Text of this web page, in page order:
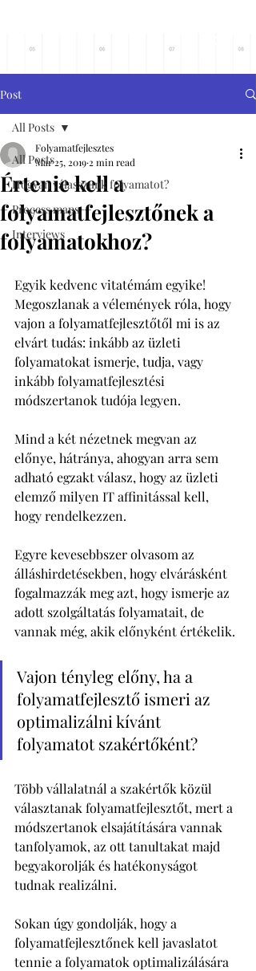
Post
All Posts
Hogyan válasszunk folyamatot?
Process maps
Interviews
All Posts
Értenie kell a
folyamatfejlesztőnek a
folyamatokhoz?
Folyamatfejlesztes
Mar 25, 2019 2 min read
Egyik kedvenc vitatémám egyike!
Megoszlanak a vélemények róla, hogy
vajon a folyamatfejlesztőtől mi is az
elvárt tudás: inkább az üzleti
folyamatokat ismerje, tudja, vagy
inkább folyamatfejlesztési
módszertanok tudója legyen.
Mind a két nézetnek megvan az
előnye, hátránya, ahogyan arra sem
adható egzakt válasz, hogy az üzleti
elemző milyen IT affinitással kell,
hogy rendelkezzen.
Egyre kevesebbszer olvasom az
álláshirdetésekben, hogy elvárásként
fogalmazzák meg azt, hogy ismerje az
adott szolgáltatás folyamatait, de
vannak még, akik előnyként értékelik.
Vajon tényleg előny, ha a
folyamatfejlesztő ismeri az
optimalizálni kívánt
folyamatot szakértőként?
Több vállalatnál a szakértők közül
választanak folyamatfejlesztőt, mert a
módszertanok elsajátítására vannak
tanfolyamok, az ott tanultakat majd
begyakorolják és hatékonyságot
tudnak realizálni.
Sokan úgy gondolják, hogy a
folyamatfejlesztőnek kell javaslatot
tennie a folyamatok optimalizálására